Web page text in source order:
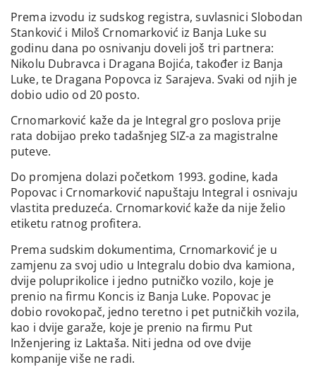
Prema izvodu iz sudskog registra, suvlasnici Slobodan
Stanković i Miloš Crnomarković iz Banja Luke su
godinu dana po osnivanju doveli još tri partnera:
Nikolu Dubravca i Dragana Bojića, također iz Banja
Luke, te Dragana Popovca iz Sarajeva. Svaki od njih je
dobio udio od 20 posto.
Crnomarković kaže da je Integral gro poslova prije
rata dobijao preko tadašnjeg SIZ-a za magistralne
puteve.
Do promjena dolazi početkom 1993. godine, kada
Popovac i Crnomarković napuštaju Integral i osnivaju
vlastita preduzeća. Crnomarković kaže da nije želio
etiketu ratnog profitera.
Prema sudskim dokumentima, Crnomarković je u
zamjenu za svoj udio u Integralu dobio dva kamiona,
dvije poluprikolice i jedno putničko vozilo, koje je
prenio na firmu Koncis iz Banja Luke. Popovac je
dobio rovokopač, jedno teretno i pet putničkih vozila,
kao i dvije garaže, koje je prenio na firmu Put
Inženjering iz Laktaša. Niti jedna od ove dvije
kompanije više ne radi.